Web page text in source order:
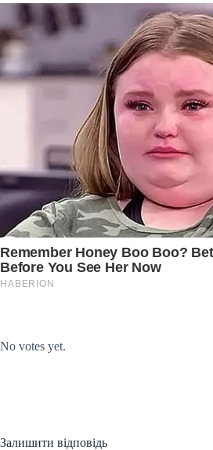
No votes yet.
Залишити відповідь